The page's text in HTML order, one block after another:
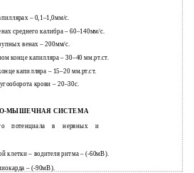
–0,1–1,0мм/с.
среднего калибра –60–140мм/с.
венах – 200мм/с.
конце капилляра –30–40 мм.рт.ст.
капилляра – 15–20 мм.рт.ст.
крови –20–30с.
МЫШЕЧНАЯ СИСТЕМА
потенциала в нервных и
клетки – водителя ритма –(-60мВ).
–(-90мВ).